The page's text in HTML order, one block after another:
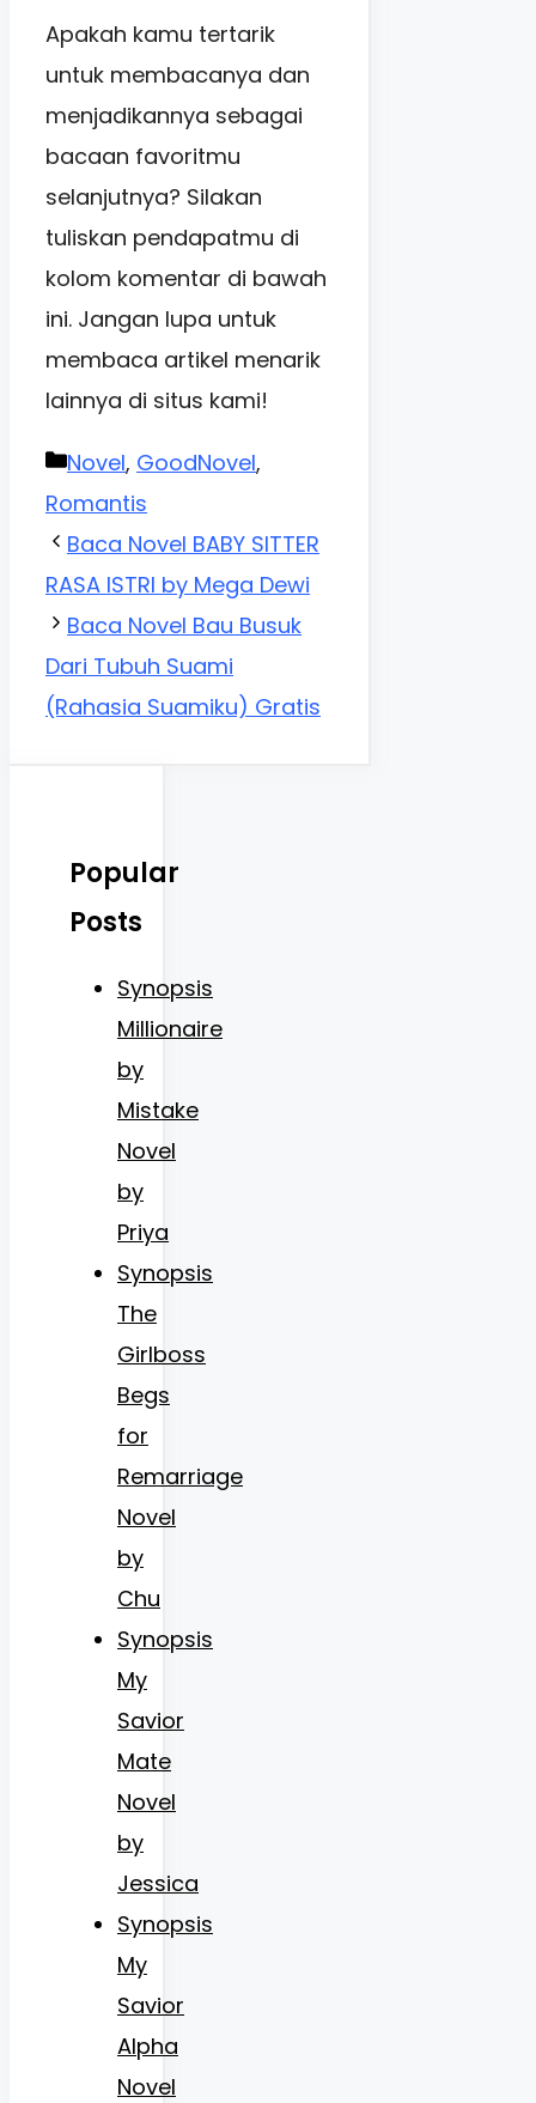
Apakah kamu tertarik
untuk membacanya dan
menjadikannya sebagai
bacaan favoritmu
selanjutnya? Silakan
tuliskan pendapatmu di
kolom komentar di bawah
ini. Jangan lupa untuk
membaca artikel menarik
lainnya di situs kami!
Categories
Novel, GoodNovel,
Romantis
Baca Novel BABY SITTER
RASA ISTRI by Mega Dewi
Baca Novel Bau Busuk
Dari Tubuh Suami
(Rahasia Suamiku) Gratis
Popular
Posts
Synopsis
Millionaire
by
Mistake
Novel
by
Priya
Synopsis
The
Girlboss
Begs
for
Remarriage
Novel
by
Chu
Synopsis
My
Savior
Mate
Novel
by
Jessica
Synopsis
My
Savior
Alpha
Novel